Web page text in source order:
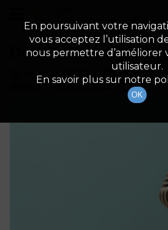
Détails De
25 février 2026 à 22h59
durée : Invalid date
En poursuivant votre
vous acceptez l’utilisation
nous permettre d’améliorer
utilisateur.
En savoir plus sur notre
OK